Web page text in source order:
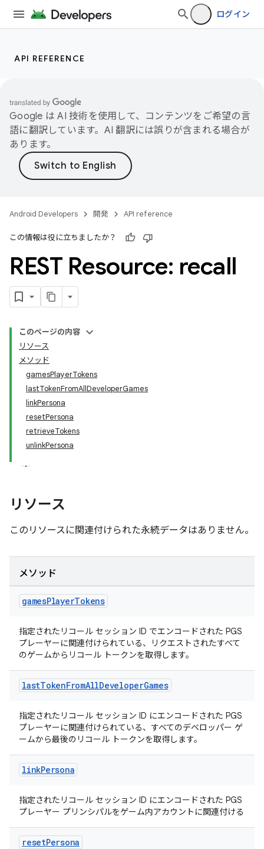
ログイン
API REFERENCE
Google は AI 技術を使用して、コンテンツをご希望の言
語に翻訳しています。AI 翻訳には誤りが含まれる場合が
あります。
Android Developers 開発 API reference
この情報は役に立ちましたか？
REST Resource: recall
このページの内容
リソース
メソッド
gamesPlayerTokens
lastTokenFromAllDeveloperGames
linkPersona
resetPersona
retrieveTokens
unlinkPersona
リソース
このリソースに関連付けられた永続データはありません。
メソッド
gamesPlayerTokens
指定されたリコール セッション ID でエンコードされた PGS
プレーヤーに関連付けられている、リクエストされたすべて
のゲームからリコール トークンを取得します。
lastTokenFromAllDeveloperGames
指定されたリコール セッション ID にエンコードされた PGS
プレーヤーに関連付けられている、すべてのデベロッパー ゲ
ームから最後のリコール トークンを取得します。
linkPersona
指定されたリコール セッション ID にエンコードされた PGS
プレーヤー プリンシパルをゲーム内アカウントに関連付ける
resetPersona